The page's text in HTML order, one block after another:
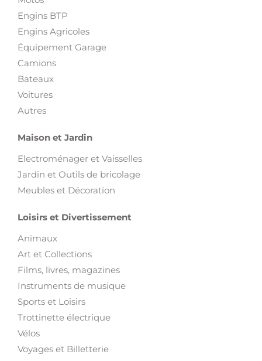
Engins BTP
Engins Agricoles
Équipement Garage
Camions
Bateaux
Voitures
Autres
Maison et Jardin
Electroménager et Vaisselles
Jardin et Outils de bricolage
Meubles et Décoration
Loisirs et Divertissement
Animaux
Art et Collections
Films, livres, magazines
Instruments de musique
Sports et Loisirs
Trottinette électrique
Vélos
Voyages et Billetterie